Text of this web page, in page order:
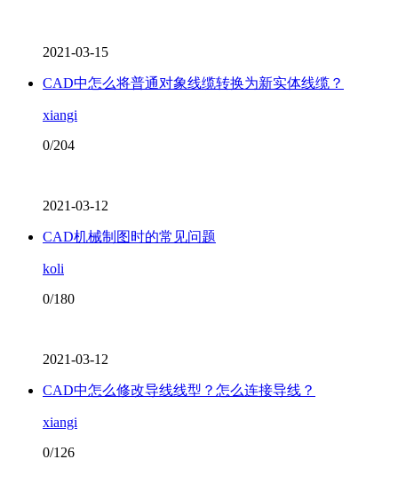
2021-03-15
CAD中怎么将普通对象线缆转换为新实体线缆？
xiangi
0/204
2021-03-12
CAD机械制图时的常见问题
koli
0/180
2021-03-12
CAD中怎么修改导线线型？怎么连接导线？
xiangi
0/126